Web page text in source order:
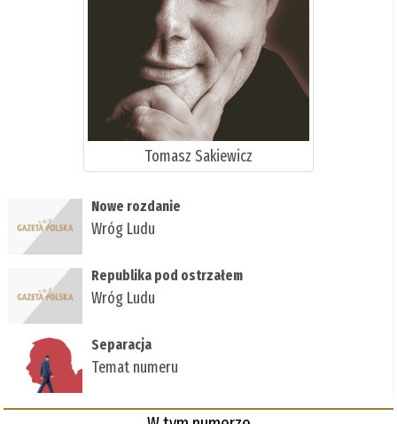
Tomasz Sakiewicz
Nowe rozdanie
Wróg Ludu
Republika pod ostrzałem
Wróg Ludu
Separacja
Temat numeru